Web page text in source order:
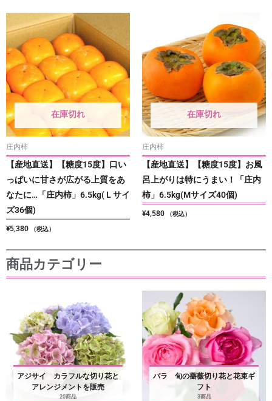
在庫切れ
庄内柿
【産地直送】【糖度15度】口い
っぱいに甘さが広がる上質をあ
なたに…「庄内柿」6.5kg(Ｌサイ
ズ36個)
¥5,380 （税込）
在庫切れ
庄内柿
【産地直送】【糖度15度】お風
呂上がりは特にうまい！「庄内
柿」6.5kg(Мサイズ40個)
¥4,580 （税込）
商品カテゴリー
アジサイ カラフルな切り花と
アレンジメントを販売
20商品
バラ 旬の薔薇切り花と花束ギ
フト
3商品